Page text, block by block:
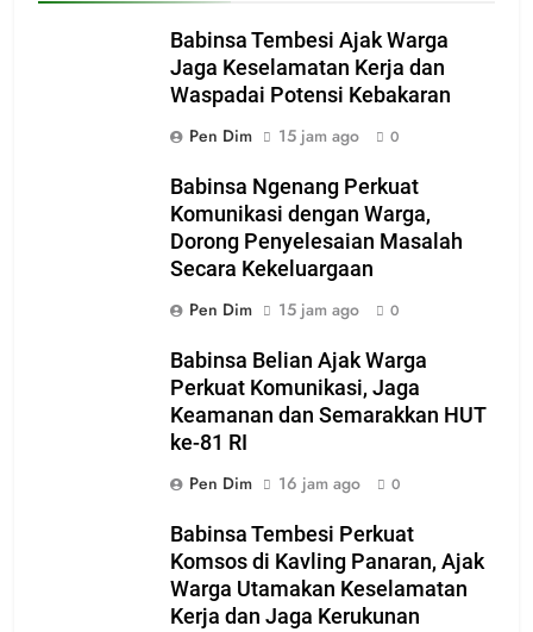
Babinsa Tembesi Ajak Warga
Jaga Keselamatan Kerja dan
Waspadai Potensi Kebakaran
Pen Dim
15 jam ago 0
Babinsa Ngenang Perkuat
Komunikasi dengan Warga,
Dorong Penyelesaian Masalah
Secara Kekeluargaan
Pen Dim
15 jam ago 0
Babinsa Belian Ajak Warga
Perkuat Komunikasi, Jaga
Keamanan dan Semarakkan HUT
ke-81 RI
Pen Dim
16 jam ago 0
Babinsa Tembesi Perkuat
Komsos di Kavling Panaran, Ajak
Warga Utamakan Keselamatan
Kerja dan Jaga Kerukunan